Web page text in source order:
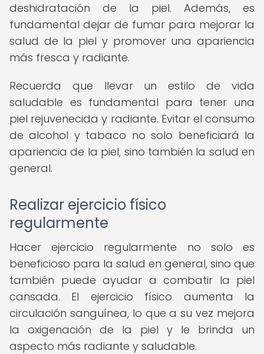
deshidratación de la piel. Además, es
fundamental dejar de fumar para mejorar la
salud de la piel y promover una apariencia
más fresca y radiante.
Recuerda que llevar un estilo de vida
saludable es fundamental para tener una
piel rejuvenecida y radiante. Evitar el consumo
de alcohol y tabaco no solo beneficiará la
apariencia de la piel, sino también la salud en
general.
Realizar ejercicio físico
regularmente
Hacer ejercicio regularmente no solo es
beneficioso para la salud en general, sino que
también puede ayudar a combatir la piel
cansada. El ejercicio físico aumenta la
circulación sanguínea, lo que a su vez mejora
la oxigenación de la piel y le brinda un
aspecto más radiante y saludable.